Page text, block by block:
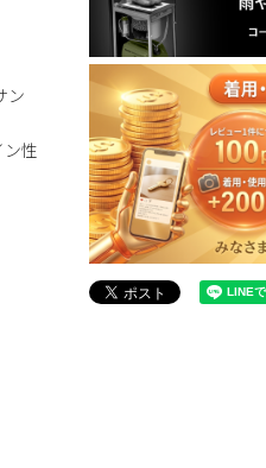
ン
性